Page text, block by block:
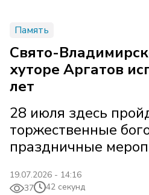
Память
Свято-
хуторе Аргатов
лет
28 июля здесь
торжественные
праздничные
19.07.2026 - 14:16
37
42 секунд